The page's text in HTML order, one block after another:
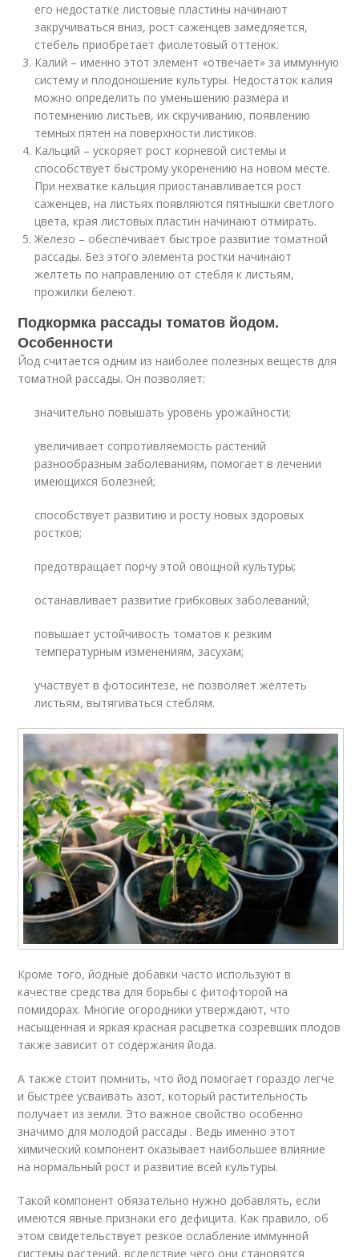
его недостатке листовые пластины начинают
закручиваться вниз, рост саженцев замедляется,
стебель приобретает фиолетовый оттенок.
Калий – именно этот элемент «отвечает» за иммунную
систему и плодоношение культуры. Недостаток калия
можно определить по уменьшению размера и
потемнению листьев, их скручиванию, появлению
темных пятен на поверхности листиков.
Кальций – ускоряет рост корневой системы и
способствует быстрому укоренению на новом месте.
При нехватке кальция приостанавливается рост
саженцев, на листьях появляются пятнышки светлого
цвета, края листовых пластин начинают отмирать.
Железо – обеспечивает быстрое развитие томатной
рассады. Без этого элемента ростки начинают
желтеть по направлению от стебля к листьям,
прожилки белеют.
Подкормка рассады томатов йодом.
Особенности
Йод считается одним из наиболее полезных веществ для
томатной рассады. Он позволяет:
значительно повышать уровень урожайности;
увеличивает сопротивляемость растений
разнообразным заболеваниям, помогает в лечении
имеющихся болезней;
способствует развитию и росту новых здоровых
ростков;
предотвращает порчу этой овощной культуры;
останавливает развитие грибковых заболеваний;
повышает устойчивость томатов к резким
температурным изменениям, засухам;
участвует в фотосинтезе, не позволяет желтеть
листьям, вытягиваться стеблям.
Кроме того, йодные добавки часто используют в
качестве средства для борьбы с фитофторой на
помидорах. Многие огородники утверждают, что
насыщенная и яркая красная расцветка созревших плодов
также зависит от содержания йода.
А также стоит помнить, что йод помогает гораздо легче
и быстрее усваивать азот, который растительность
получает из земли. Это важное свойство особенно
значимо для молодой рассады . Ведь именно этот
химический компонент оказывает наибольшее влияние
на нормальный рост и развитие всей культуры.
Такой компонент обязательно нужно добавлять, если
имеются явные признаки его дефицита. Как правило, об
этом свидетельствует резкое ослабление иммунной
системы растений, вследствие чего они становятся